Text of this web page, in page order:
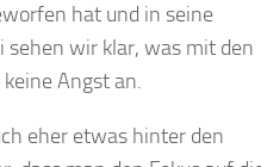
hat und in seine
sehen wir klar, was mit den
Angst an.
eher etwas hinter den